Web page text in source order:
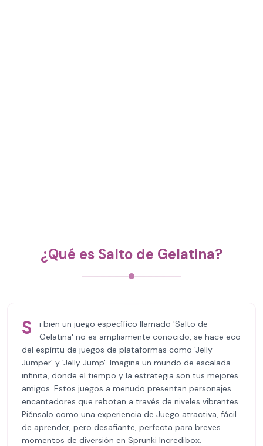
¿Qué es Salto de Gelatina?
S
i bien un juego específico llamado 'Salto de
Gelatina' no es ampliamente conocido, se hace eco
del espíritu de juegos de plataformas como 'Jelly
Jumper' y 'Jelly Jump'. Imagina un mundo de escalada
infinita, donde el tiempo y la estrategia son tus mejores
amigos. Estos juegos a menudo presentan personajes
encantadores que rebotan a través de niveles vibrantes.
Piénsalo como una experiencia de Juego atractiva, fácil
de aprender, pero desafiante, perfecta para breves
momentos de diversión en Sprunki Incredibox.